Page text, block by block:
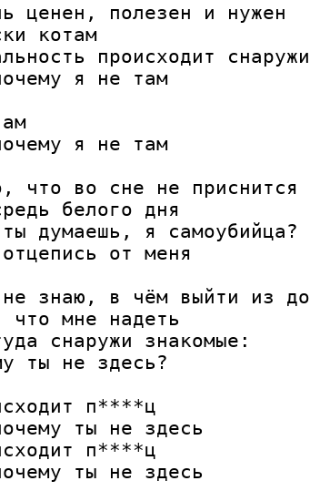
ценен, полезен и нужен
котам
происходит снаружи
я не там
я не там
что во сне не приснится
белого дня
думаешь, я самоубийца?
от меня
знаю, в чём выйти из
что мне надеть
снаружи знакомые:
ты не здесь?
п****ц
ты не здесь
п****ц
ты не здесь